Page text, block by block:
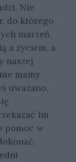
Nie
do którego
marzeń,
a życiem, a
naszej
mamy
uważano,
im
pomoc w